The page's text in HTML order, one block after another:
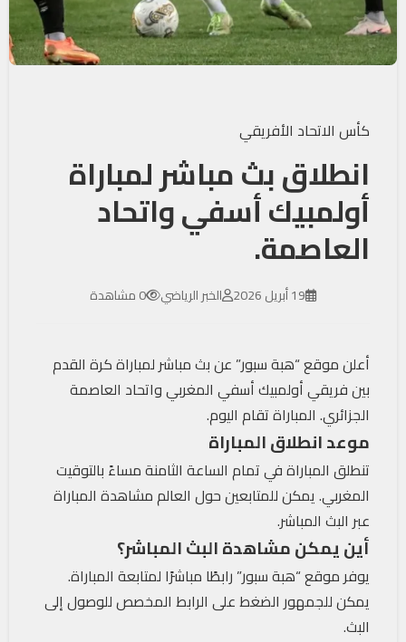
كأس الاتحاد الأفريقي
انطلاق بث مباشر لمباراة
أولمبيك أسفي واتحاد
العاصمة.
19 أبريل 2026 الخبر الرياضي 0 مشاهدة
أعلن موقع “هبة سبور” عن بث مباشر لمباراة كرة القدم
بين فريقي أولمبيك أسفي المغربي واتحاد العاصمة
الجزائري. المباراة تقام اليوم.
موعد انطلاق المباراة
تنطلق المباراة في تمام الساعة الثامنة مساءً بالتوقيت
المغربي. يمكن للمتابعين حول العالم مشاهدة المباراة
عبر البث المباشر.
أين يمكن مشاهدة البث المباشر؟
يوفر موقع “هبة سبور” رابطًا مباشرًا لمتابعة المباراة.
يمكن للجمهور الضغط على الرابط المخصص للوصول إلى
البث.